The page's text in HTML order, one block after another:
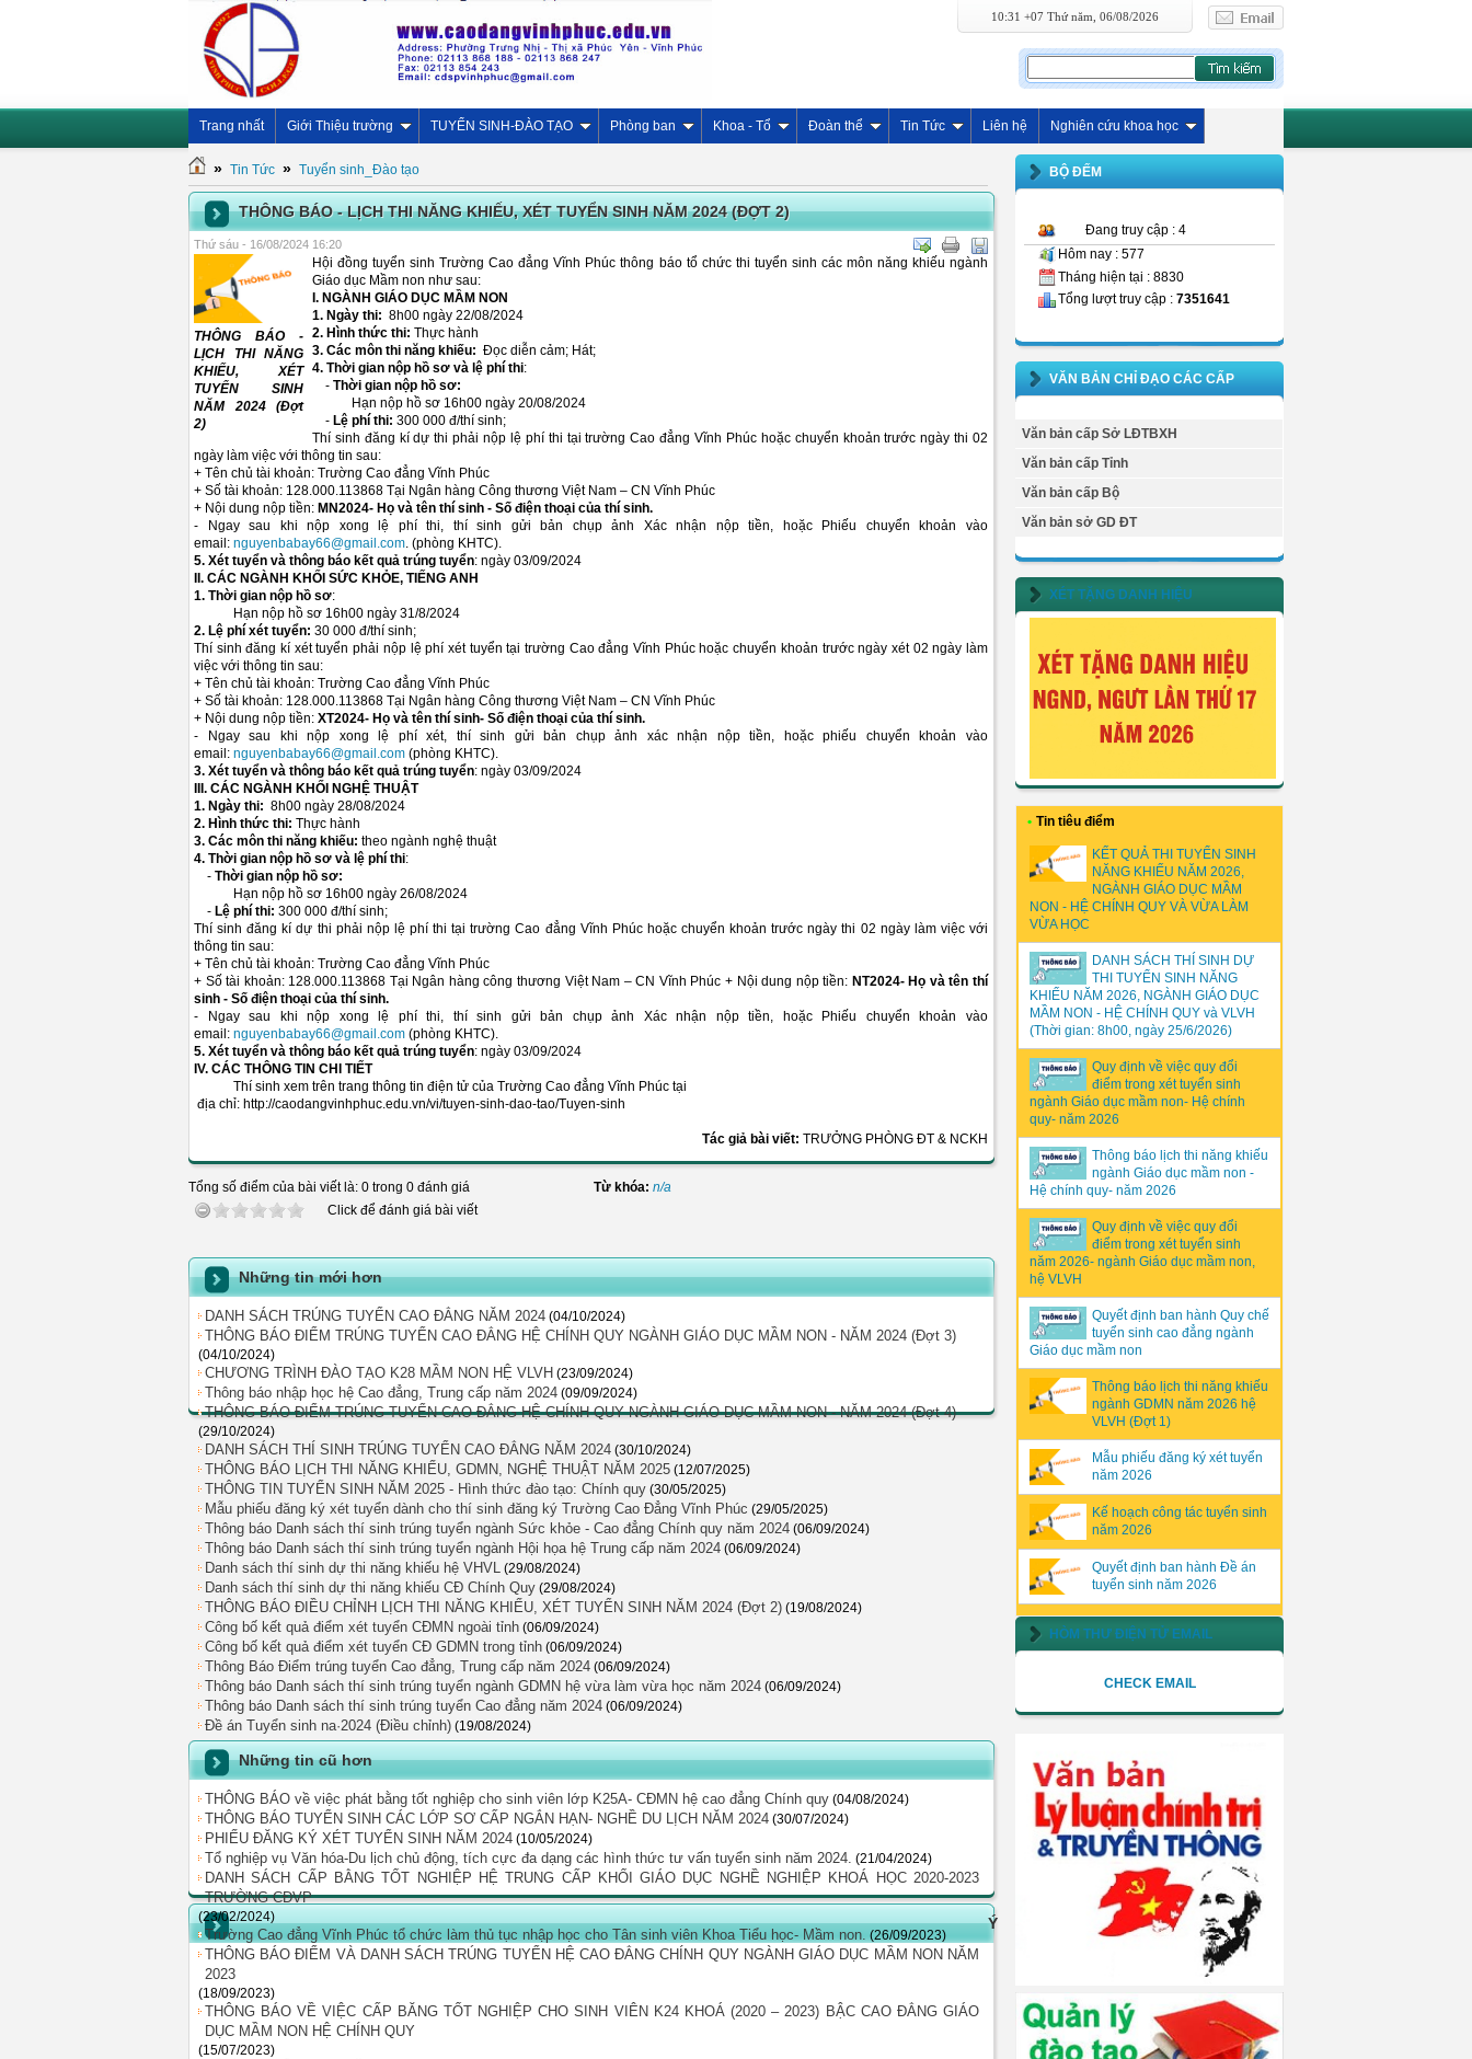
10:31 +07 Thứ năm, 06/08/2026
Trang nhất Giới Thiệu trường TUYỂN SINH-ĐÀO TẠO Phòng ban Khoa - Tổ Đoàn thể Tin Tức Liên hệ Nghiên cứu khoa học
» Tin Tức » Tuyển sinh_Đào tạo
THÔNG BÁO - LỊCH THI NĂNG KHIẾU, XÉT TUYỂN SINH NĂM 2024 (ĐỢT 2)
Thứ sáu - 16/08/2024 16:20
THÔNG BÁO -
LỊCH THI NĂNG
KHIẾU, XÉT
TUYỂN SINH
NĂM 2024 (Đợt
2)
Hội đồng tuyển sinh Trường Cao đẳng Vĩnh Phúc thông báo tổ chức thi tuyển sinh các môn năng khiếu ngành
Giáo dục Mầm non như sau:
I. NGÀNH GIÁO DỤC MẦM NON
1. Ngày thi: 8h00 ngày 22/08/2024
2. Hình thức thi: Thực hành
3. Các môn thi năng khiếu: Đọc diễn cảm; Hát;
4. Thời gian nộp hồ sơ và lệ phí thi:
- Thời gian nộp hồ sơ:
Hạn nộp hồ sơ 16h00 ngày 20/08/2024
- Lệ phí thi: 300 000 đ/thí sinh;
Thí sinh đăng kí dự thi phải nộp lệ phí thi tại trường Cao đẳng Vĩnh Phúc hoặc chuyển khoản trước ngày thi 02
ngày làm việc với thông tin sau:
+ Tên chủ tài khoản: Trường Cao đẳng Vĩnh Phúc
+ Số tài khoản: 128.000.113868 Tại Ngân hàng Công thương Việt Nam – CN Vĩnh Phúc
+ Nội dung nộp tiền: MN2024- Họ và tên thí sinh - Số điện thoại của thí sinh.
- Ngay sau khi nộp xong lệ phí thi, thí sinh gửi bản chụp ảnh Xác nhận nộp tiền, hoặc Phiếu chuyển khoản vào
email: nguyenbabay66@gmail.com. (phòng KHTC).
5. Xét tuyển và thông báo kết quả trúng tuyển: ngày 03/09/2024
II. CÁC NGÀNH KHỐI SỨC KHỎE, TIẾNG ANH
1. Thời gian nộp hồ sơ:
Hạn nộp hồ sơ 16h00 ngày 31/8/2024
2. Lệ phí xét tuyển: 30 000 đ/thí sinh;
Thí sinh đăng kí xét tuyển phải nộp lệ phí xét tuyển tại trường Cao đẳng Vĩnh Phúc hoặc chuyển khoản trước ngày xét 02 ngày làm
việc với thông tin sau:
+ Tên chủ tài khoản: Trường Cao đẳng Vĩnh Phúc
+ Số tài khoản: 128.000.113868 Tại Ngân hàng Công thương Việt Nam – CN Vĩnh Phúc
+ Nội dung nộp tiền: XT2024- Họ và tên thí sinh- Số điện thoại của thí sinh.
- Ngay sau khi nộp xong lệ phí xét, thí sinh gửi bản chụp ảnh xác nhận nộp tiền, hoặc phiếu chuyển khoản vào
email: nguyenbabay66@gmail.com (phòng KHTC).
3. Xét tuyển và thông báo kết quả trúng tuyển: ngày 03/09/2024
III. CÁC NGÀNH KHỐI NGHỆ THUẬT
1. Ngày thi: 8h00 ngày 28/08/2024
2. Hình thức thi: Thực hành
3. Các môn thi năng khiếu: theo ngành nghệ thuật
4. Thời gian nộp hồ sơ và lệ phí thi:
- Thời gian nộp hồ sơ:
Hạn nộp hồ sơ 16h00 ngày 26/08/2024
- Lệ phí thi: 300 000 đ/thí sinh;
Thí sinh đăng kí dự thi phải nộp lệ phí thi tại trường Cao đẳng Vĩnh Phúc hoặc chuyển khoản trước ngày thi 02 ngày làm việc với
thông tin sau:
+ Tên chủ tài khoản: Trường Cao đẳng Vĩnh Phúc
+ Số tài khoản: 128.000.113868 Tại Ngân hàng công thương Việt Nam – CN Vĩnh Phúc + Nội dung nộp tiền: NT2024- Họ và tên thí
sinh - Số điện thoại của thí sinh.
- Ngay sau khi nộp xong lệ phí thi, thí sinh gửi bản chụp ảnh Xác nhận nộp tiền, hoặc Phiếu chuyển khoản vào
email: nguyenbabay66@gmail.com (phòng KHTC).
5. Xét tuyển và thông báo kết quả trúng tuyển: ngày 03/09/2024
IV. CÁC THÔNG TIN CHI TIẾT
Thí sinh xem trên trang thông tin điện tử của Trường Cao đẳng Vĩnh Phúc tại
địa chỉ: http://caodangvinhphuc.edu.vn/vi/tuyen-sinh-dao-tao/Tuyen-sinh
Tác giả bài viết: TRƯỞNG PHÒNG ĐT & NCKH
Tổng số điểm của bài viết là: 0 trong 0 đánh giá
Click để đánh giá bài viết
Từ khóa: n/a
Những tin mới hơn
DANH SÁCH TRÚNG TUYỂN CAO ĐẲNG NĂM 2024 (04/10/2024)
THÔNG BÁO ĐIỂM TRÚNG TUYỂN CAO ĐẲNG HỆ CHÍNH QUY NGÀNH GIÁO DỤC MẦM NON - NĂM 2024 (Đợt 3)
(04/10/2024)
CHƯƠNG TRÌNH ĐÀO TẠO K28 MẦM NON HỆ VLVH (23/09/2024)
Thông báo nhập học hệ Cao đẳng, Trung cấp năm 2024 (09/09/2024)
THÔNG BÁO ĐIỂM TRÚNG TUYỂN CAO ĐẲNG HỆ CHÍNH QUY NGÀNH GIÁO DỤC MẦM NON - NĂM 2024 (Đợt 4)
(29/10/2024)
DANH SÁCH THÍ SINH TRÚNG TUYỂN CAO ĐẲNG NĂM 2024 (30/10/2024)
THÔNG BÁO LỊCH THI NĂNG KHIẾU, GDMN, NGHỆ THUẬT NĂM 2025 (12/07/2025)
THÔNG TIN TUYỂN SINH NĂM 2025 - Hình thức đào tạo: Chính quy (30/05/2025)
Mẫu phiếu đăng ký xét tuyển dành cho thí sinh đăng ký Trường Cao Đẳng Vĩnh Phúc (29/05/2025)
Thông báo Danh sách thí sinh trúng tuyển ngành Sức khỏe - Cao đẳng Chính quy năm 2024 (06/09/2024)
Thông báo Danh sách thí sinh trúng tuyển ngành Hội họa hệ Trung cấp năm 2024 (06/09/2024)
Danh sách thí sinh dự thi năng khiếu hệ VHVL (29/08/2024)
Danh sách thí sinh dự thi năng khiếu CĐ Chính Quy (29/08/2024)
THÔNG BÁO ĐIỀU CHỈNH LỊCH THI NĂNG KHIẾU, XÉT TUYỂN SINH NĂM 2024 (Đợt 2) (19/08/2024)
Công bố kết quả điểm xét tuyển CĐMN ngoài tỉnh (06/09/2024)
Công bố kết quả điểm xét tuyển CĐ GDMN trong tỉnh (06/09/2024)
Thông Báo Điểm trúng tuyển Cao đẳng, Trung cấp năm 2024 (06/09/2024)
Thông báo Danh sách thí sinh trúng tuyển ngành GDMN hệ vừa làm vừa học năm 2024 (06/09/2024)
Thông báo Danh sách thí sinh trúng tuyển Cao đẳng năm 2024 (06/09/2024)
Đề án Tuyển sinh na·2024 (Điều chỉnh) (19/08/2024)
Những tin cũ hơn
THÔNG BÁO về việc phát bằng tốt nghiệp cho sinh viên lớp K25A- CĐMN hệ cao đẳng Chính quy (04/08/2024)
THÔNG BÁO TUYỂN SINH CÁC LỚP SƠ CẤP NGẮN HẠN- NGHỀ DU LỊCH NĂM 2024 (30/07/2024)
PHIẾU ĐĂNG KÝ XÉT TUYỂN SINH NĂM 2024 (10/05/2024)
Tổ nghiệp vụ Văn hóa-Du lịch chủ động, tích cực đa dạng các hình thức tư vấn tuyển sinh năm 2024. (21/04/2024)
DANH SÁCH CẤP BẰNG TỐT NGHIỆP HỆ TRUNG CẤP KHỐI GIÁO DỤC NGHỀ NGHIỆP KHOÁ HỌC 2020-2023
TRƯỜNG CĐVP
(23/02/2024)
Trường Cao đẳng Vĩnh Phúc tổ chức làm thủ tục nhập học cho Tân sinh viên Khoa Tiểu học- Mầm non. (26/09/2023)
THÔNG BÁO ĐIỂM VÀ DANH SÁCH TRÚNG TUYỂN HỆ CAO ĐẲNG CHÍNH QUY NGÀNH GIÁO DỤC MẦM NON NĂM
2023
(18/09/2023)
THÔNG BÁO VỀ VIỆC CẤP BĂNG TỐT NGHIỆP CHO SINH VIÊN K24 KHOÁ (2020 – 2023) BẬC CAO ĐẲNG GIÁO
DỤC MẦM NON HỆ CHÍNH QUY
(15/07/2023)
Ý
BỘ ĐẾM
Đang truy cập : 4
Hôm nay : 577
Tháng hiện tại : 8830
Tổng lượt truy cập : 7351641
VĂN BẢN CHỈ ĐẠO CÁC CẤP
Văn bản cấp Sở LĐTBXH
Văn bản cấp Tỉnh
Văn bản cấp Bộ
Văn bản sở GD ĐT
XÉT TẶNG DANH HIỆU
• Tin tiêu điểm
KẾT QUẢ THI TUYỂN SINH
NĂNG KHIẾU NĂM 2026,
NGÀNH GIÁO DỤC MẦM
NON - HỆ CHÍNH QUY VÀ VỪA LÀM
VỪA HỌC
DANH SÁCH THÍ SINH DỰ
THI TUYỂN SINH NĂNG
KHIẾU NĂM 2026, NGÀNH GIÁO DỤC
MẦM NON - HỆ CHÍNH QUY và VLVH
(Thời gian: 8h00, ngày 25/6/2026)
Quy định về việc quy đổi
điểm trong xét tuyển sinh
ngành Giáo dục mầm non- Hệ chính
quy- năm 2026
Thông báo lịch thi năng khiếu
ngành Giáo dục mầm non -
Hệ chính quy- năm 2026
Quy định về việc quy đổi
điểm trong xét tuyển sinh
năm 2026- ngành Giáo dục mầm non,
hệ VLVH
Quyết định ban hành Quy chế
tuyển sinh cao đẳng ngành
Giáo dục mầm non
Thông báo lịch thi năng khiếu
ngành GDMN năm 2026 hệ
VLVH (Đợt 1)
Mẫu phiếu đăng ký xét tuyển
năm 2026
Kế hoạch công tác tuyển sinh
năm 2026
Quyết định ban hành Đề án
tuyển sinh năm 2026
HÒM THƯ ĐIỆN TỬ EMAIL
CHECK EMAIL